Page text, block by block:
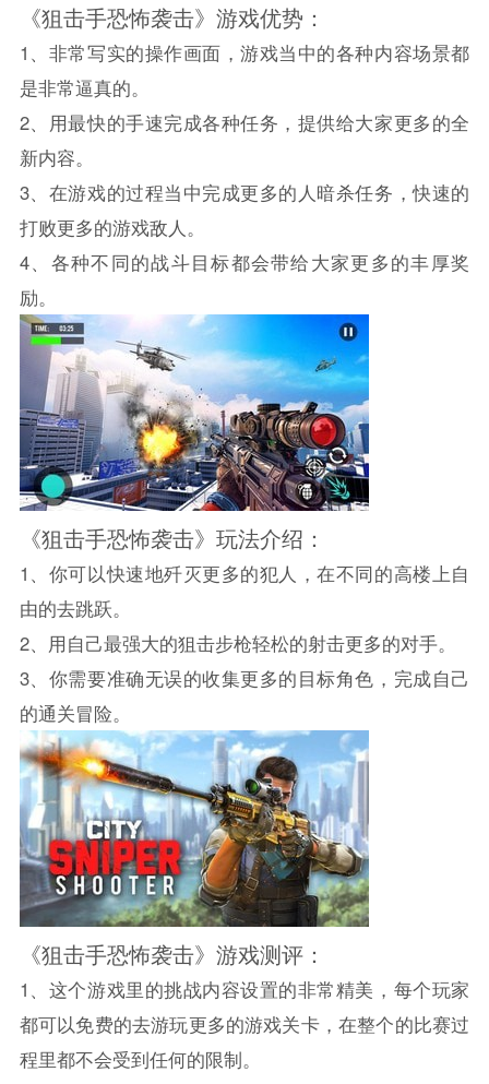
《狙击手恐怖袭击》游戏优势：
1、非常写实的操作画面，游戏当中的各种内容场景都
是非常逼真的。
2、用最快的手速完成各种任务，提供给大家更多的全
新内容。
3、在游戏的过程当中完成更多的人暗杀任务，快速的
打败更多的游戏敌人。
4、各种不同的战斗目标都会带给大家更多的丰厚奖
励。
《狙击手恐怖袭击》玩法介绍：
1、你可以快速地歼灭更多的犯人，在不同的高楼上自
由的去跳跃。
2、用自己最强大的狙击步枪轻松的射击更多的对手。
3、你需要准确无误的收集更多的目标角色，完成自己
的通关冒险。
《狙击手恐怖袭击》游戏测评：
1、这个游戏里的挑战内容设置的非常精美，每个玩家
都可以免费的去游玩更多的游戏关卡，在整个的比赛过
程里都不会受到任何的限制。